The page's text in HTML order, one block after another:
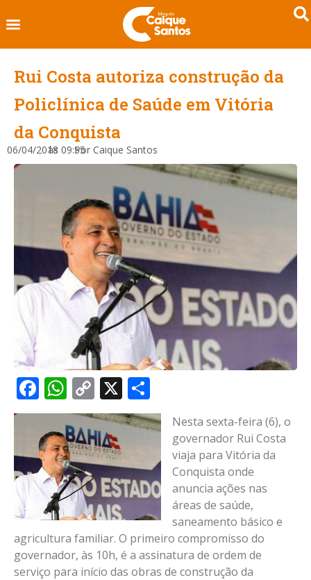
Rui Costa autoriza construção da
Policlínica de Saúde em Vitória
da Conquista
06/04/2018
às 09:55
Por Caique Santos
Facebook
WhatsApp
Copy
Link
X
Nesta sexta-feira (6), o
governador Rui Costa
viaja para Vitória da
Conquista onde
anuncia ações nas
áreas de saúde,
saneamento básico e
agricultura familiar. O primeiro compromisso do
governador, às 10h, é a assinatura de ordem de
serviço para início das obras de construção da